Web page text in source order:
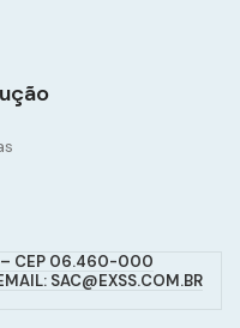
– CEP 06.460-000
SAC@EXSS.COM.BR